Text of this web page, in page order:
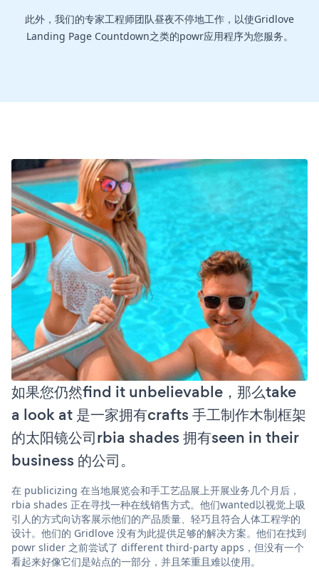
此外，我们的专家工程师团队昼夜不停地工作，以使Gridlove
Landing Page Countdown之类的powr应用程序为您服务。
如果您仍然find it unbelievable，那么take
a look at 是一家拥有crafts 手工制作木制框架
的太阳镜公司rbia shades 拥有seen in their
business 的公司。
在 publicizing 在当地展览会和手工艺品展上开展业务几个月后，
rbia shades 正在寻找一种在线销售方式。他们wanted以视觉上吸
引人的方式向访客展示他们的产品质量、轻巧且符合人体工程学的
设计。他们的 Gridlove 没有为此提供足够的解决方案。他们在找到
powr slider 之前尝试了 different third-party apps，但没有一个
看起来好像它们是站点的一部分，并且笨重且难以使用。